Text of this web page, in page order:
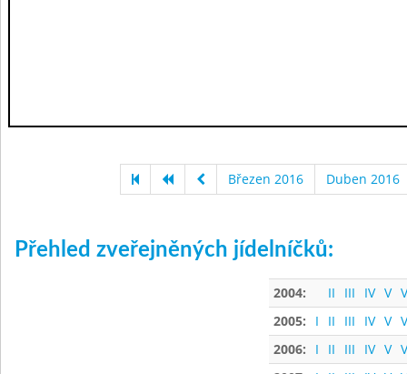
Březen 2016 Duben 2016
Přehled zveřejněných jídelníčků:
2004: II III IV V
2005:
I II III IV V
2006:
I II III IV V